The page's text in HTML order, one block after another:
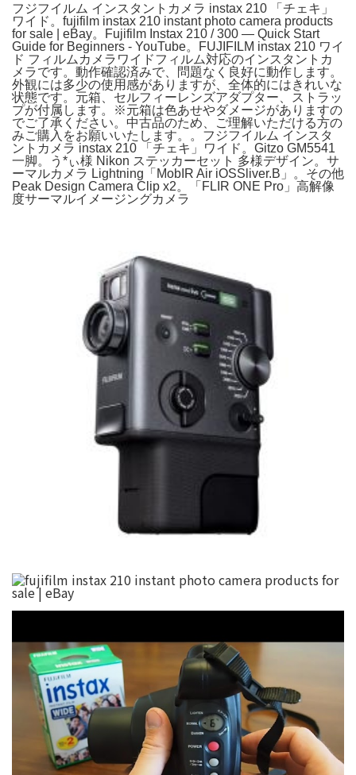
フジフイルム インスタントカメラ instax 210 「チェキ」
ワイド。fujifilm instax 210 instant photo camera products
for sale | eBay。Fujifilm Instax 210 / 300 — Quick Start
Guide for Beginners - YouTube。FUJIFILM instax 210 ワイ
ド フィルムカメラワイドフィルム対応のインスタントカ
メラです。動作確認済みで、問題なく良好に動作します。
外観には多少の使用感がありますが、全体的にはきれいな
状態です。元箱、セルフィーレンズアダプター、ストラッ
プが付属します。※元箱は色あせやダメージがありますの
でご了承ください。中古品のため、ご理解いただける方の
みご購入をお願いいたします。。フジフイルム インスタ
ントカメラ instax 210 「チェキ」ワイド。Gitzo GM5541
一脚。う*ぃ様 Nikon ステッカーセット 多様デザイン。サ
ーマルカメラ Lightning「MobIR Air iOSSliver.B」。その他
Peak Design Camera Clip x2。「FLIR ONE Pro」高解像
度サーマルイメージングカメラ